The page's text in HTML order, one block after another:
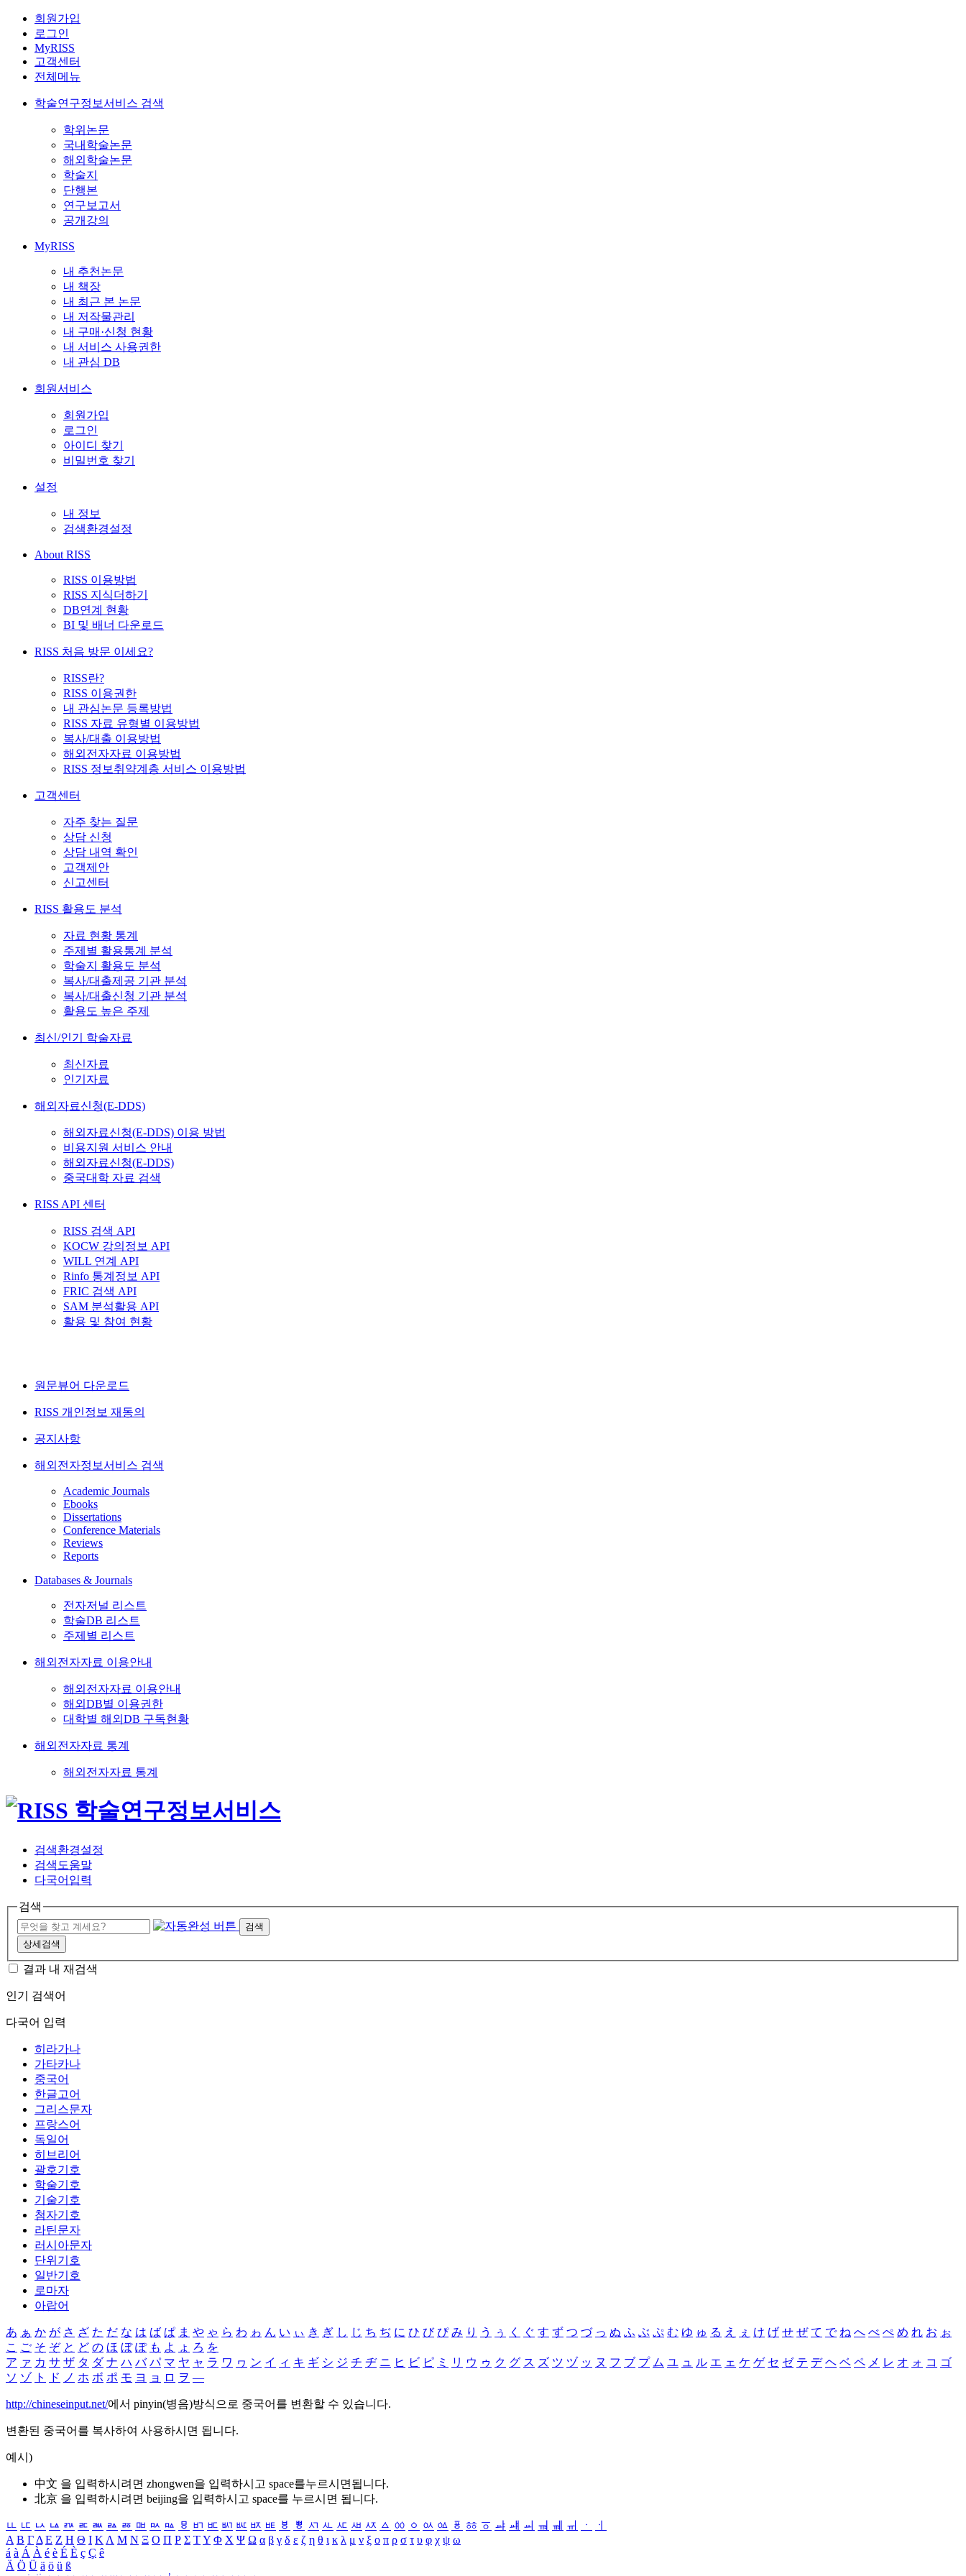
회원가입
로그인
MyRISS
고객센터
전체메뉴
학술연구정보서비스 검색
학위논문
국내학술논문
해외학술논문
학술지
단행본
연구보고서
공개강의
MyRISS
내 추천논문
내 책장
내 최근 본 논문
내 저작물관리
내 구매·신청 현황
내 서비스 사용권한
내 관심 DB
회원서비스
회원가입
로그인
아이디 찾기
비밀번호 찾기
설정
내 정보
검색환경설정
About RISS
RISS 이용방법
RISS 지식더하기
DB연계 현황
BI 및 배너 다운로드
RISS 처음 방문 이세요?
RISS란?
RISS 이용권한
내 관심논문 등록방법
RISS 자료 유형별 이용방법
복사/대출 이용방법
해외전자자료 이용방법
RISS 정보취약계층 서비스 이용방법
고객센터
자주 찾는 질문
상담 신청
상담 내역 확인
고객제안
신고센터
RISS 활용도 분석
자료 현황 통계
주제별 활용통계 분석
학술지 활용도 분석
복사/대출제공 기관 분석
복사/대출신청 기관 분석
활용도 높은 주제
최신/인기 학술자료
최신자료
인기자료
해외자료신청(E-DDS)
해외자료신청(E-DDS) 이용 방법
비용지원 서비스 안내
해외자료신청(E-DDS)
중국대학 자료 검색
RISS API 센터
RISS 검색 API
KOCW 강의정보 API
WILL 연계 API
Rinfo 통계정보 API
FRIC 검색 API
SAM 분석활용 API
활용 및 참여 현황
원문뷰어 다운로드
RISS 개인정보 재동의
공지사항
해외전자정보서비스 검색
Academic Journals
Ebooks
Dissertations
Conference Materials
Reviews
Reports
Databases & Journals
전자저널 리스트
학술DB 리스트
주제별 리스트
해외전자자료 이용안내
해외전자자료 이용안내
해외DB별 이용권한
대학별 해외DB 구독현황
해외전자자료 통계
해외전자자료 통계
검색환경설정
검색도움말
다국어입력
검색
검색
상세검색
결과 내 재검색
인기 검색어
다국어 입력
히라가나
가타카나
중국어
한글고어
그리스문자
프랑스어
독일어
히브리어
괄호기호
학술기호
기술기호
첨자기호
라틴문자
러시아문자
단위기호
일반기호
로마자
아랍어
あ ぁ か が さ ざ た だ な は ば ぱ ま や ゃ ら わ ゎ ん い ぃ き ぎ し じ ち ぢ に ひ び ぴ み り う ぅ く ぐ す ず つ づ っ ぬ ふ ぶ ぷ む ゆ ゅ る え ぇ け げ せ ぜ て で ね へ べ ぺ め れ お ぉ
こ ご そ ぞ と ど の ほ ぼ ぽ も よ ょ ろ を
ア ァ カ サ ザ タ ダ ナ ハ バ パ マ ヤ ャ ラ ワ ヮ ン イ ィ キ ギ シ ジ チ ヂ ニ ヒ ビ ピ ミ リ ウ ゥ ク グ ス ズ ツ ヅ ッ ヌ フ ブ プ ム ユ ュ ル エ ェ ケ ゲ セ ゼ テ デ ヘ ベ ペ メ レ オ ォ コ ゴ
ソ ゾ ト ド ノ ホ ボ ポ モ ヨ ョ ロ ヲ ―
http://chineseinput.net/에서 pinyin(병음)방식으로 중국어를 변환할 수 있습니다.
변환된 중국어를 복사하여 사용하시면 됩니다.
예시)
中文 을 입력하시려면 zhongwen을 입력하시고 space를누르시면됩니다.
北京 을 입력하시려면 beijing을 입력하시고 space를 누르시면 됩니다.
ㅥ ㅦ ㅧ ㅨ ㅩ ㅪ ㅫ ㅬ ㅭ ㅮ ㅯ ㅰ ㅱ ㅲ ㅳ ㅴ ㅵ ㅶ ㅷ ㅸ ㅹ ㅺ ㅻ ㅼ ㅽ ㅾ ㅿ ㆀ ㆁ ㆂ ㆃ ㆄ ㆅ ㆆ ㆇ ㆈ ㆉ ㆊ ㆋ ㆌ ㆍ
ㆎ
Α Β ΓΔ Ε Ζ Η Θ Ι ΚΛ Μ Ν Ξ Ο Π Ρ Σ ΤΥ Φ Χ Ψ Ω α β γ δ ε ζ η θ ι κ λ μ ν ξ ο π ρ σ τ υ φ χ ψ ω
á à Á À é è É È ç Ç ê
Ä Ö Ü ä ö ü ß